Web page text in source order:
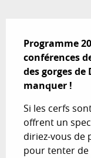
Programme
conférences
des gorges
manquer !
Si les cerfs
offrent un
diriez-vous de
pour tenter de